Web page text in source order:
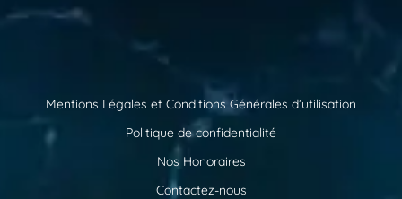
Mentions Légales et Conditions Générales d’utilisation
Politique de confidentialité
Nos Honoraires
Contactez-nous